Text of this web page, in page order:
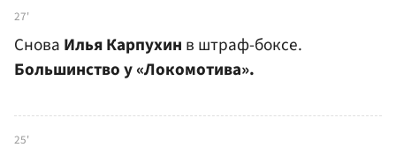
27'
Снова Илья Карпухин в штраф-боксе.
Большинство у «Локомотива».
25'